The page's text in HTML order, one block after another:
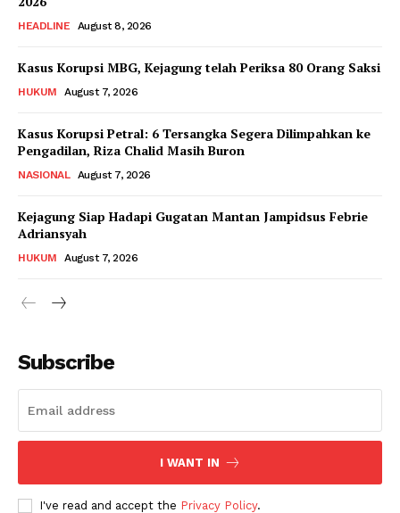
HEADLINE August 8, 2026
Kasus Korupsi MBG, Kejagung telah Periksa 80 Orang Saksi
HUKUM August 7, 2026
Kasus Korupsi Petral: 6 Tersangka Segera Dilimpahkan ke
Pengadilan, Riza Chalid Masih Buron
NASIONAL August 7, 2026
Kejagung Siap Hadapi Gugatan Mantan Jampidsus Febrie
Adriansyah
HUKUM August 7, 2026
Subscribe
I WANT IN
I've read and accept the Privacy Policy.